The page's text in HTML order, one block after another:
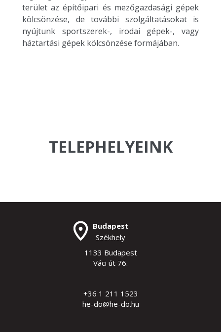
terület az építőipari és mezőgazdasági gépek
kölcsönzése, de további szolgáltatásokat is
nyújtunk sportszerek-, irodai gépek-, vagy
háztartási gépek kölcsönzése formájában.
TELEPHELYEINK
Budapest
Székhely
1133 Budapest
Váci út 76.
+36 1 211 1523
he-do@he-do.hu